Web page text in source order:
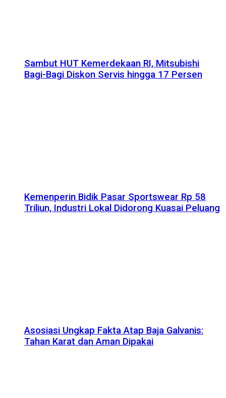
Sambut HUT Kemerdekaan RI, Mitsubishi
Bagi-Bagi Diskon Servis hingga 17 Persen
Kemenperin Bidik Pasar Sportswear Rp 58
Triliun, Industri Lokal Didorong Kuasai Peluang
Asosiasi Ungkap Fakta Atap Baja Galvanis:
Tahan Karat dan Aman Dipakai